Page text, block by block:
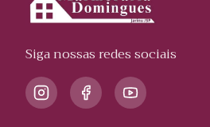
Siga nossas redes sociais